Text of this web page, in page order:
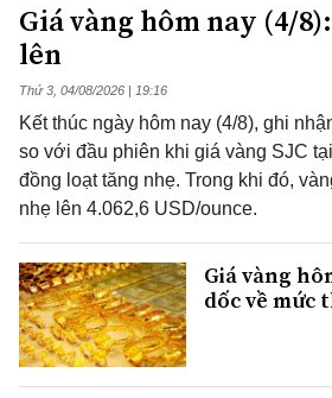
Giá vàng hôm nay (4/
lên
Thứ 3, 04/08/2026 | 19:16
Kết thúc ngày hôm nay (4/8), ghi
so với đầu phiên khi giá vàng SJC
đồng loạt tăng nhẹ. Trong khi đó,
nhẹ lên 4.062,6 USD/ounce.
Giá vàng
dốc về mức